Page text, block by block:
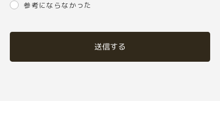
参考にならなかった
送信する